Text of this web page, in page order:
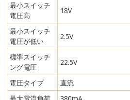
最小スイッチ
電圧高
18V
最小スイッチ
電圧が低い
2.5V
標準スイッチ
ング電圧
22.5V
電圧タイプ
直流